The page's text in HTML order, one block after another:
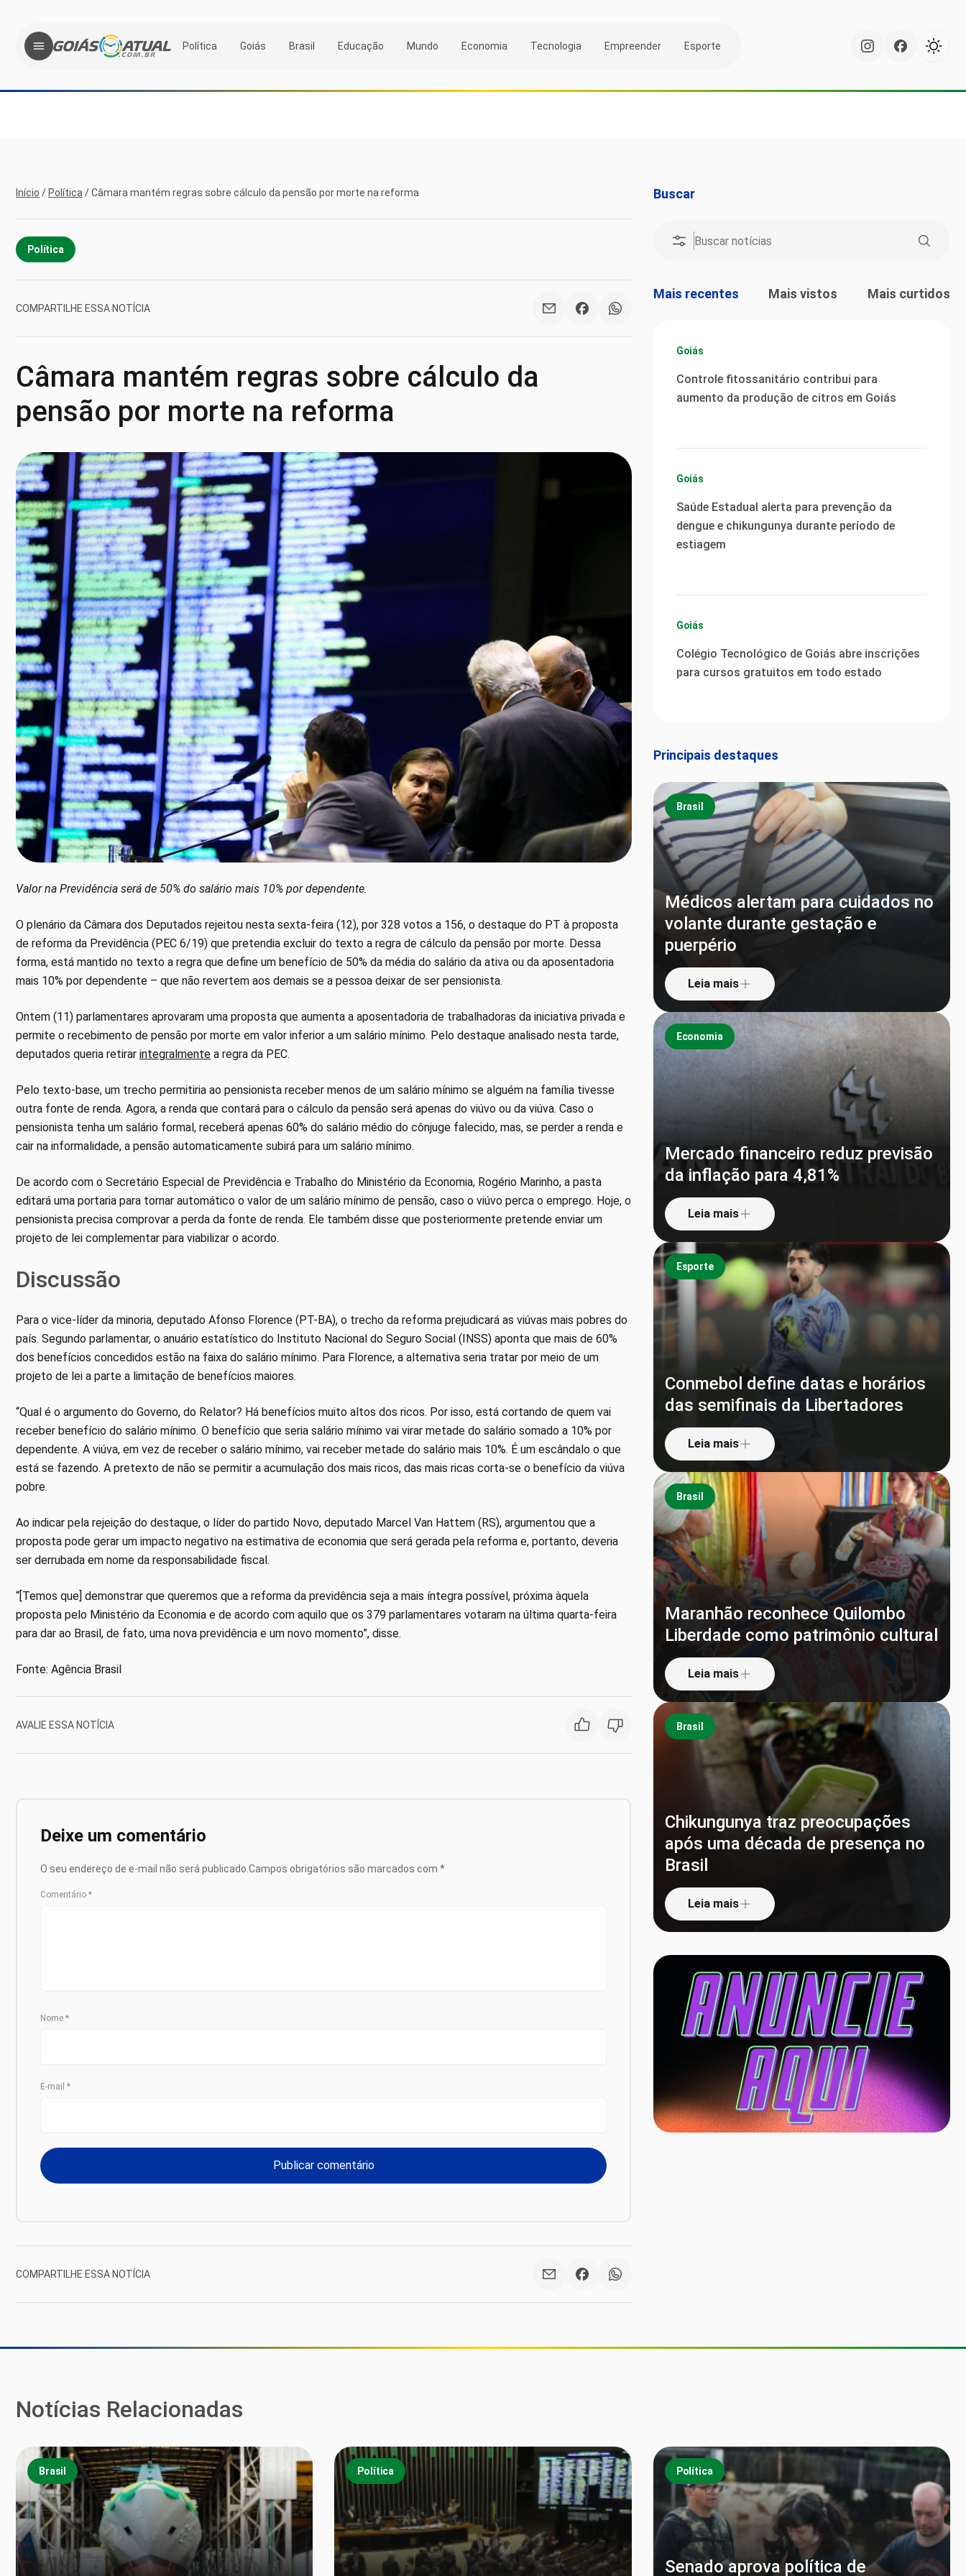
Política Goiás Brasil Educação Mundo Economia Tecnologia Empreender Esporte
Início / Política /Câmara mantém regras sobre cálculo da pensão por morte na reforma
Política
COMPARTILHE ESSA NOTÍCIA
Câmara mantém regras sobre cálculo da
pensão por morte na reforma
Valor na Previdência será de 50% do salário mais 10% por dependente.
O plenário da Câmara dos Deputados rejeitou nesta sexta-feira (12), por 328 votos a 156, o destaque do PT à proposta
de reforma da Previdência (PEC 6/19) que pretendia excluir do texto a regra de cálculo da pensão por morte. Dessa
forma, está mantido no texto a regra que define um benefício de 50% da média do salário da ativa ou da aposentadoria
mais 10% por dependente – que não revertem aos demais se a pessoa deixar de ser pensionista.
Ontem (11) parlamentares aprovaram uma proposta que aumenta a aposentadoria de trabalhadoras da iniciativa privada e
permite o recebimento de pensão por morte em valor inferior a um salário mínimo. Pelo destaque analisado nesta tarde,
deputados queria retirar integralmente a regra da PEC.
Pelo texto-base, um trecho permitiria ao pensionista receber menos de um salário mínimo se alguém na família tivesse
outra fonte de renda. Agora, a renda que contará para o cálculo da pensão será apenas do viúvo ou da viúva. Caso o
pensionista tenha um salário formal, receberá apenas 60% do salário médio do cônjuge falecido, mas, se perder a renda e
cair na informalidade, a pensão automaticamente subirá para um salário mínimo.
De acordo com o Secretário Especial de Previdência e Trabalho do Ministério da Economia, Rogério Marinho, a pasta
editará uma portaria para tornar automático o valor de um salário mínimo de pensão, caso o viúvo perca o emprego. Hoje, o
pensionista precisa comprovar a perda da fonte de renda. Ele também disse que posteriormente pretende enviar um
projeto de lei complementar para viabilizar o acordo.
Discussão
Para o vice-líder da minoria, deputado Afonso Florence (PT-BA), o trecho da reforma prejudicará as viúvas mais pobres do
país. Segundo parlamentar, o anuário estatístico do Instituto Nacional do Seguro Social (INSS) aponta que mais de 60%
dos benefícios concedidos estão na faixa do salário mínimo. Para Florence, a alternativa seria tratar por meio de um
projeto de lei a parte a limitação de benefícios maiores.
“Qual é o argumento do Governo, do Relator? Há benefícios muito altos dos ricos. Por isso, está cortando de quem vai
receber benefício do salário mínimo. O benefício que seria salário mínimo vai virar metade do salário somado a 10% por
dependente. A viúva, em vez de receber o salário mínimo, vai receber metade do salário mais 10%. É um escândalo o que
está se fazendo. A pretexto de não se permitir a acumulação dos mais ricos, das mais ricas corta-se o benefício da viúva
pobre.
Ao indicar pela rejeição do destaque, o líder do partido Novo, deputado Marcel Van Hattem (RS), argumentou que a
proposta pode gerar um impacto negativo na estimativa de economia que será gerada pela reforma e, portanto, deveria
ser derrubada em nome da responsabilidade fiscal.
“[Temos que] demonstrar que queremos que a reforma da previdência seja a mais íntegra possível, próxima àquela
proposta pelo Ministério da Economia e de acordo com aquilo que os 379 parlamentares votaram na última quarta-feira
para dar ao Brasil, de fato, uma nova previdência e um novo momento”, disse.
Fonte: Agência Brasil
AVALIE ESSA NOTÍCIA
Deixe um comentário
O seu endereço de e-mail não será publicado. Campos obrigatórios são marcados com *
Comentário *
Nome *
E-mail *
COMPARTILHE ESSA NOTÍCIA
Buscar
Mais recentes Mais vistos Mais curtidos
Goiás
Controle fitossanitário contribui para
aumento da produção de citros em Goiás
Goiás
Saúde Estadual alerta para prevenção da
dengue e chikungunya durante período de
estiagem
Goiás
Colégio Tecnológico de Goiás abre inscrições
para cursos gratuitos em todo estado
Principais destaques
Brasil
Médicos alertam para cuidados no
volante durante gestação e
puerpério
Leia mais
Economia
Mercado financeiro reduz previsão
da inflação para 4,81%
Leia mais
Esporte
Conmebol define datas e horários
das semifinais da Libertadores
Leia mais
Brasil
Maranhão reconhece Quilombo
Liberdade como patrimônio cultural
Leia mais
Brasil
Chikungunya traz preocupações
após uma década de presença no
Brasil
Leia mais
Notícias Relacionadas
Brasil Política Política
Senado aprova política de